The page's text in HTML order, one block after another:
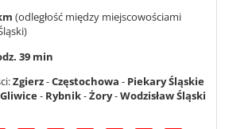
(odległość między miejscowościami
39 min
Zgierz-Częstochowa - Piekary Śląskie
Gliwice- Rybnik-Żory-Wodzisław Śląski